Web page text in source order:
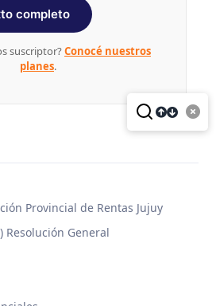
completo
suscriptor?Conocé nuestros
planes.
Provincial de Rentas Jujuy
Resolución General